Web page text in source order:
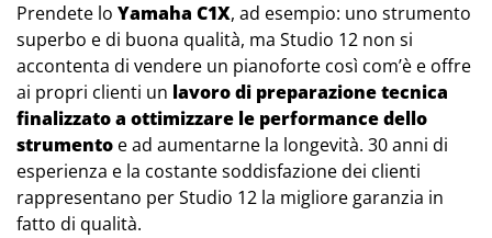
Prendete lo Yamaha C1X, ad esempio: uno strumento
superbo e di buona qualità, ma Studio 12 non si
accontenta di vendere un pianoforte così com’è e offre
ai propri clienti un lavoro di preparazione tecnica
finalizzato a ottimizzare le performance dello
strumento e ad aumentarne la longevità. 30 anni di
esperienza e la costante soddisfazione dei clienti
rappresentano per Studio 12 la migliore garanzia in
fatto di qualità.